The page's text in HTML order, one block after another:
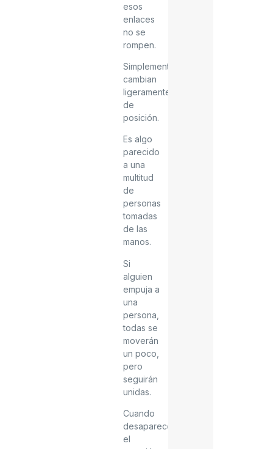
esos
enlaces
no se
rompen.
Simplemente
cambian
ligeramente
de
posición.
Es algo
parecido
a una
multitud
de
personas
tomadas
de las
manos.
Si
alguien
empuja a
una
persona,
todas se
moverán
un poco,
pero
seguirán
unidas.
Cuando
desaparece
el